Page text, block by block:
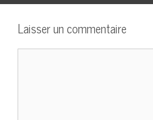
Laisser un commentaire